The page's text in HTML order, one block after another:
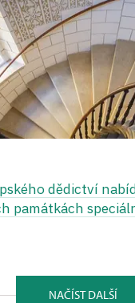
dědictví
památkách
NAČÍST DALŠÍ